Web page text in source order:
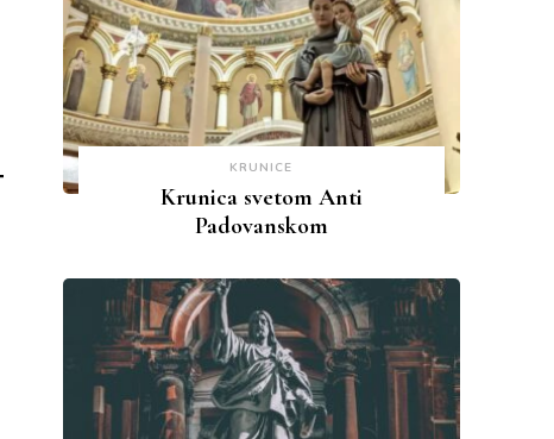
KRUNICE
Krunica svetom Anti
Padovanskom